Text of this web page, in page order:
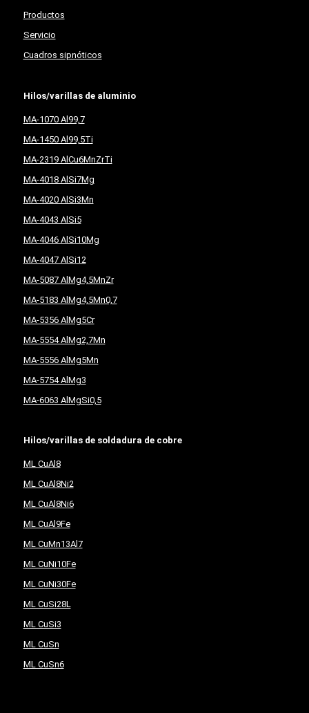
Productos
Servicio
Cuadros sipnóticos
Hilos/varillas de aluminio
MA-1070 Al99,7
MA-1450 Al99,5Ti
MA-2319 AlCu6MnZrTi
MA-4018 AlSi7Mg
MA-4020 AlSi3Mn
MA-4043 AlSi5
MA-4046 AlSi10Mg
MA-4047 AlSi12
MA-5087 AlMg4,5MnZr
MA-5183 AlMg4,5Mn0,7
MA-5356 AlMg5Cr
MA-5554 AlMg2,7Mn
MA-5556 AlMg5Mn
MA-5754 AlMg3
MA-6063 AlMgSi0,5
Hilos/varillas de soldadura de cobre
ML CuAl8
ML CuAl8Ni2
ML CuAl8Ni6
ML CuAl9Fe
ML CuMn13Al7
ML CuNi10Fe
ML CuNi30Fe
ML CuSi28L
ML CuSi3
ML CuSn
ML CuSn6